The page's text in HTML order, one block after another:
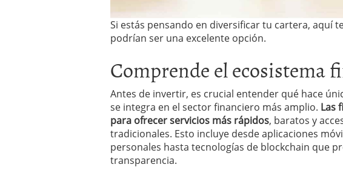
Si estás pensando en diversificar tu cartera, aquí
podrían ser una excelente opción.
Comprende el ecosistema
Antes de invertir, es crucial entender qué hace
se integra en el sector financiero más amplio. Las
para ofrecer servicios más rápidos, baratos y
tradicionales. Esto incluye desde aplicaciones
personales hasta tecnologías de blockchain que
transparencia.